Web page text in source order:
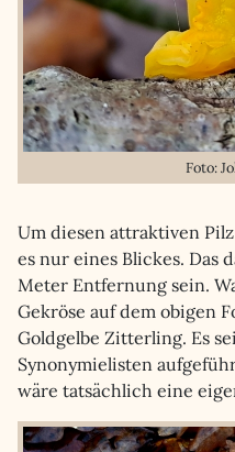
Foto:
Um diesen attraktiven
es nur eines Blickes. Das
Meter Entfernung sein.
Gekröse auf dem obigen
Goldgelbe Zitterling. Es
Synonymielisten
wäre tatsächlich eine